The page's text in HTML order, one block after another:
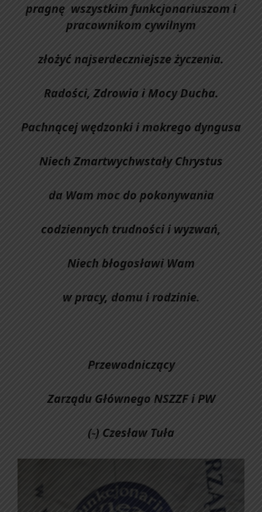
pragnę wszystkim funkcjonariuszom i
pracownikom cywilnym
złożyć najserdeczniejsze życzenia.
Radości, Zdrowia i Mocy Ducha.
Pachnącej wędzonki i mokrego dyngusa
Niech Zmartwychwstały Chrystus
da Wam moc do pokonywania
codziennych trudności i wyzwań,
Niech błogosławi Wam
w pracy, domu i rodzinie.
Przewodniczący
Zarządu Głównego NSZZF i PW
(-) Czesław Tuła